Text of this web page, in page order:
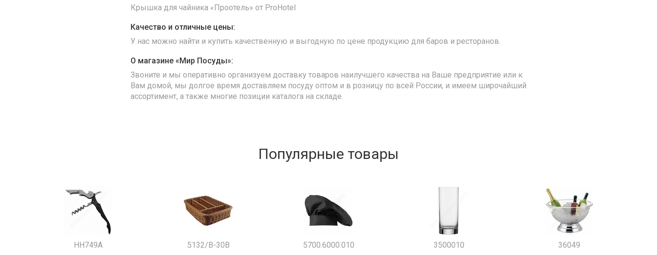
Крышка для чайника «Проотель» от ProHotel
Качество и отличные цены:
У нас можно найти и купить качественную и выгодную по цене продукцию для баров и ресторанов.
О магазине «Мир Посуды»:
Звоните и мы оперативно организуем доставку товаров наилучшего качества на Ваше предприятие или к
Вам домой, мы долгое время доставляем посуду оптом и в розницу по всей России, и имеем широчайший
ассортимент, а также многие позиции каталога на складе.
Популярные товары
HH749A
5132/B-30B
5700.6000.010
3500010
36049